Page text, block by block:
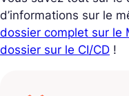
d’informations sur le
dossier complet sur le
dossier sur le CI/CD !